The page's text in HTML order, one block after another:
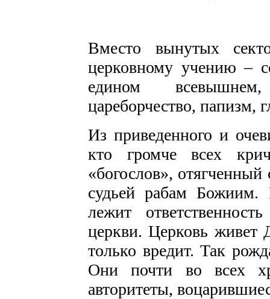
Вместо вынутых
церковному учению –
едином
цареборчество, папизм,
Из приведенного и
кто громче всех
«богослов»,
судьей рабам Божиим.
лежит
церкви. Церковь живет
только вредит. Так
Они почти во всех
авторитеты,